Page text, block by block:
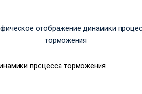
процесса торможения